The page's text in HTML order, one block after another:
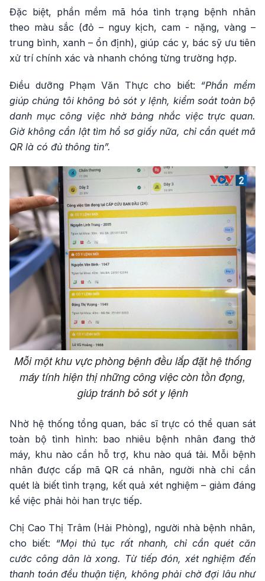
Đặc biệt, phần mềm mã hóa tình trạng bệnh nhân
theo màu sắc (đỏ – nguy kịch, cam - nặng, vàng –
trung bình, xanh – ổn định), giúp các y, bác sỹ ưu tiên
xử trí chính xác và nhanh chóng từng trường hợp.
Điều dưỡng Phạm Văn Thực cho biết: “Phần mềm
giúp chúng tôi không bỏ sót y lệnh, kiểm soát toàn bộ
danh mục công việc nhờ bảng nhắc việc trực quan.
Giờ không cần lật tìm hồ sơ giấy nữa, chỉ cần quét mã
QR là có đủ thông tin”.
Mỗi một khu vực phòng bệnh đều lắp đặt hệ thống
máy tính hiện thị những công việc còn tồn đọng,
giúp tránh bỏ sót y lệnh
Nhờ hệ thống tổng quan, bác sĩ trực có thể quan sát
toàn bộ tình hình: bao nhiêu bệnh nhân đang thở
máy, khu nào cần hỗ trợ, khu nào quá tải. Mỗi bệnh
nhân được cấp mã QR cá nhân, người nhà chỉ cần
quét là biết tình trạng, kết quả xét nghiệm – giảm đáng
kể việc phải hỏi han trực tiếp.
Chị Cao Thị Trâm (Hải Phòng), người nhà bệnh nhân,
cho biết: “Mọi thủ tục rất nhanh, chỉ cần quét căn
cước công dân là xong. Từ tiếp đón, xét nghiệm đến
thanh toán đều thuận tiện, không phải chờ đợi lâu như